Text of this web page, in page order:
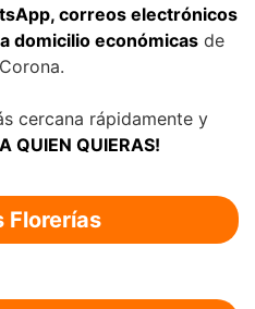
correos electrónicos
domicilio económicas de
cercana rápidamente y
QUIEN QUIERAS!
Florerías